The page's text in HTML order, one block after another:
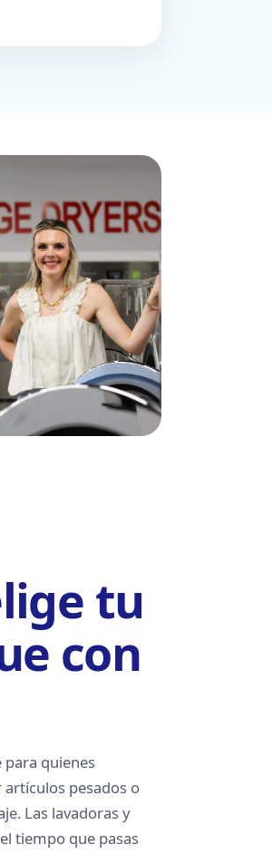
tu
con
para quienes
artículos pesados o
Las lavadoras y
tiempo que pasas